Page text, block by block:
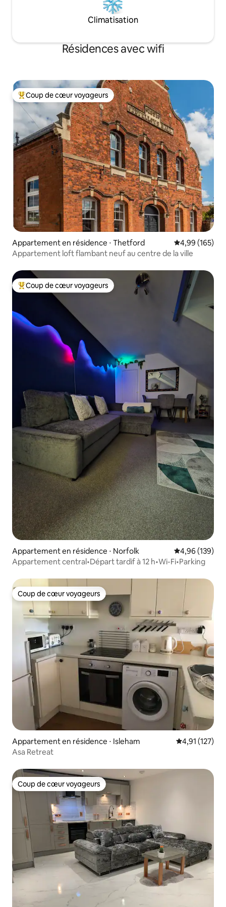
Climatisation
Résidences avec wifi
Coups de cœur voyageurs les plus appréciés
Coup de cœur voyageurs
Appartement en résidence ⋅ Thetford Évaluation
4,99 (165)
Appartement loft flambant neuf au centre de la ville
Coups de cœur voyageurs les plus appréciés
Coup de cœur voyageurs
Appartement en résidence ⋅ Norfolk Évaluation
4,96 (139)
Appartement central•Départ tardif à 12 h•Wi-Fi•Parking
Coup de cœur voyageurs
Coup de cœur voyageurs
Appartement en résidence ⋅ Isleham Évaluation
4,91 (127)
Asa Retreat
Coup de cœur voyageurs
Coup de cœur voyageurs